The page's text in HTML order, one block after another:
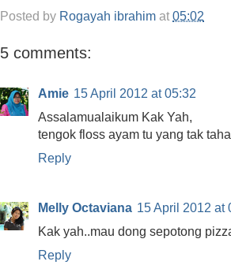
Posted by Rogayah ibrahim at 05:02
5 comments:
Amie 15 April 2012 at 05:32
Assalamualaikum Kak Yah,
tengok floss ayam tu yang tak
Reply
Melly Octaviana 15 April 2012 at
Kak yah..mau dong sepotong
Reply